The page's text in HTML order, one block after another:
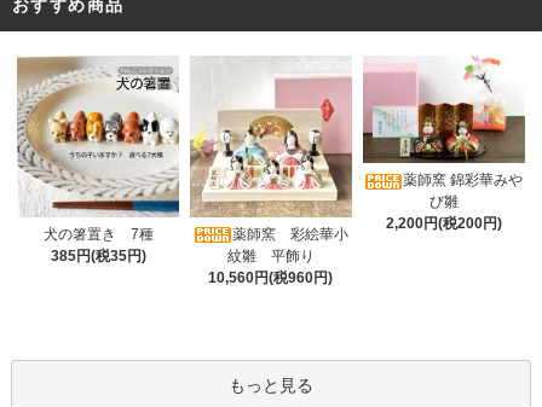
おすすめ商品
犬の箸置き 7種
385円(税35円)
薬師窯 彩絵華小
紋雛 平飾り
10,560円(税960円)
薬師窯 錦彩華みや
び雛
2,200円(税200円)
もっと見る